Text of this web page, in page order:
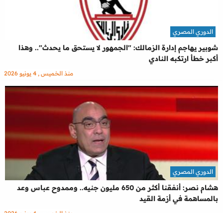
شوبير يهاجم إدارة الزمالك: "الجمهور لا يستحق ما يحدث".. وهذا
أكبر خطأ ارتكبه النادي
الدوري المصري
منذ الخميس , 4 يونيو 2026
هشام نصر: أنفقنا أكثر من 650 مليون جنيه.. وممدوح عباس وعد
بالمساهمة في أزمة القيد
الدوري المصري